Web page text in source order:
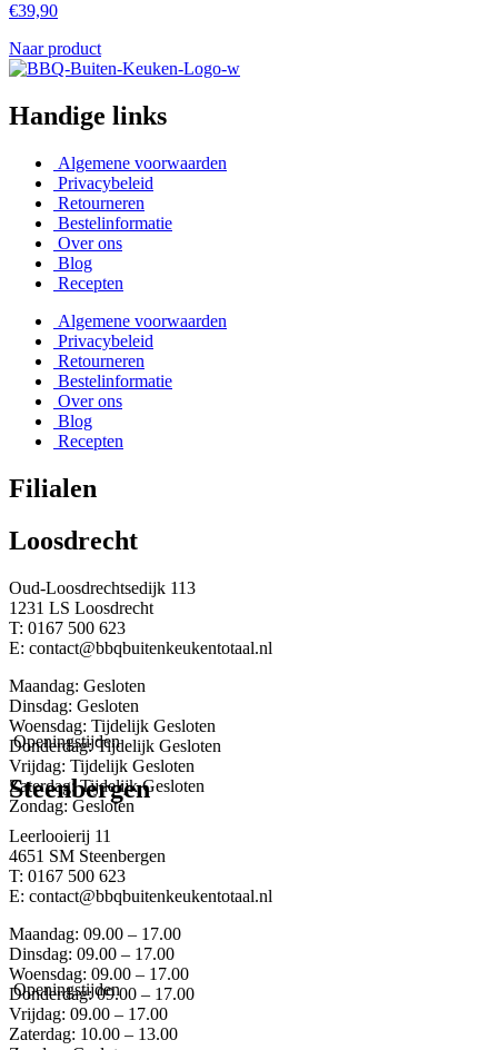
€39,90
Naar product
Handige links
Algemene voorwaarden
Privacybeleid
Retourneren
Bestelinformatie
Over ons
Blog
Recepten
Algemene voorwaarden
Privacybeleid
Retourneren
Bestelinformatie
Over ons
Blog
Recepten
Filialen
Loosdrecht
Oud-Loosdrechtsedijk 113
1231 LS Loosdrecht
T: 0167 500 623
E: contact@bbqbuitenkeukentotaal.nl
Maandag: Gesloten
Dinsdag: Gesloten
Woensdag: Tijdelijk Gesloten
Donderdag: Tijdelijk Gesloten
Vrijdag: Tijdelijk Gesloten
Zaterdag: Tijdelijk Gesloten
Zondag: Gesloten
Openingstijden
Steenbergen
Leerlooierij 11
4651 SM Steenbergen
T: 0167 500 623
E: contact@bbqbuitenkeukentotaal.nl
Maandag: 09.00 – 17.00
Dinsdag: 09.00 – 17.00
Woensdag: 09.00 – 17.00
Donderdag: 09.00 – 17.00
Vrijdag: 09.00 – 17.00
Zaterdag: 10.00 – 13.00
Openingstijden